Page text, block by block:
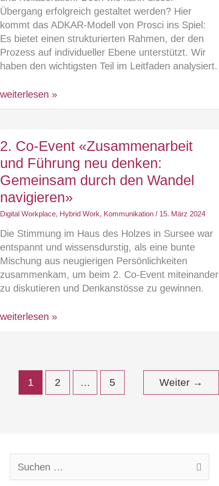
Übergang erfolgreich gestaltet werden? Hier
kommt das ADKAR-Modell von Prosci ins Spiel:
Es bietet einen strukturierten Rahmen, der den
Prozess auf individueller Ebene unterstützt. Wir
haben den wichtigsten Teil im Leitfaden analysiert.
Change
Management
365:
Ein
ADKAR-
basierter
Ansatz
weiterlesen »
2. Co-Event «Zusammenarbeit
und Führung neu denken:
Gemeinsam durch den Wandel
navigieren»
Digital Workplace, Hybrid Work, Kommunikation / 15. März 2024
Die Stimmung im Haus des Holzes in Sursee war
entspannt und wissensdurstig, als eine bunte
Mischung aus neugierigen Persönlichkeiten
zusammenkam, um beim 2. Co-Event miteinander
zu diskutieren und Denkanstösse zu gewinnen.
2.
Führung
den
Wandel
navigieren»
weiterlesen »
1 2 … 5 Weiter →